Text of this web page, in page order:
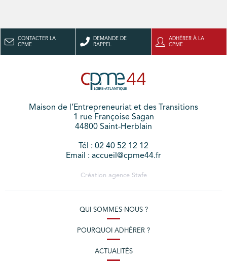
CONTACTER LA
CPME
DEMANDE DE
RAPPEL
ADHÉRER À LA
CPME
Maison de l’Entrepreneuriat et des Transitions
1 rue Françoise Sagan
44800 Saint-Herblain
Tél : 02 40 52 12 12
Email : accueil@cpme44.fr
Création agence Stafe
QUI SOMMES-NOUS ?
POURQUOI ADHÉRER ?
ACTUALITÉS